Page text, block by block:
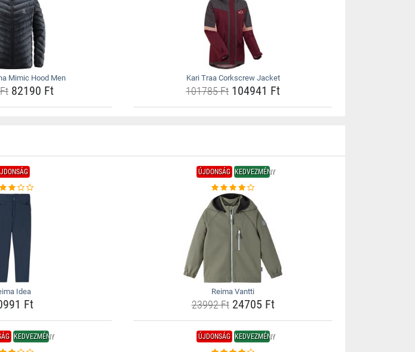
Mimic Hood Men
82190 Ft
Kari Traa Corkscrew Jacket
101785 Ft 104941 Ft
Idea
Ft
ÚJDONSÁG KEDVEZMÉNY
Reima Vantti
23992 Ft24705 Ft
KEDVEZMÉNY ÚJDONSÁG KEDVEZMÉNY